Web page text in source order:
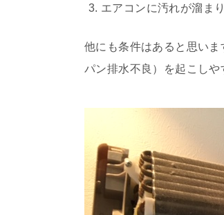
エアコンに汚れが溜ま
他にも条件はあると思い
パン排水不良）を起こしや